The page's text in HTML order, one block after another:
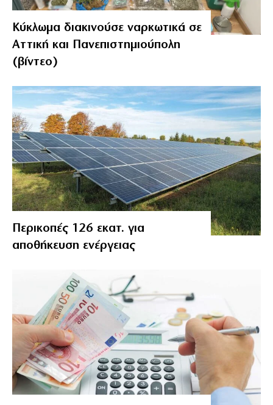
Κύκλωμα διακινούσε ναρκωτικά σε
Αττική και Πανεπιστημιούπολη
(βίντεο)
Περικοπές 126 εκατ. για
αποθήκευση ενέργειας